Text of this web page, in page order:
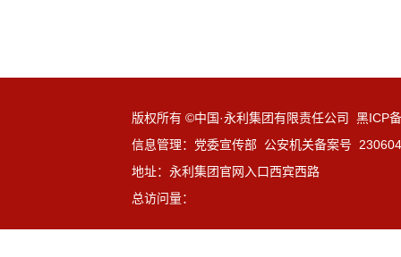
版权所有 ©中国·永利集团有限责任公司 黑ICP
信息管理：党委宣传部 公安机关备案号
地址：永利集团官网入口西宾西路
总访问量：